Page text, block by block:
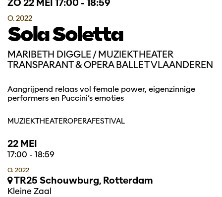
Sola Soletta
MARIBETH DIGGLE / MUZIEKTHEATER
TRANSPARANT & OPERA BALLET VLAANDEREN
O. 2022
ZO 22 MEI 17:00 - 18:59
Aangrijpend relaas vol female power, eigenzinnige
performers en Puccini’s emoties
MUZIEKTHEATEROPERAFESTIVAL
22 MEI
17:00 - 18:59
O. 2022
TR25 Schouwburg, Rotterdam
Kleine Zaal